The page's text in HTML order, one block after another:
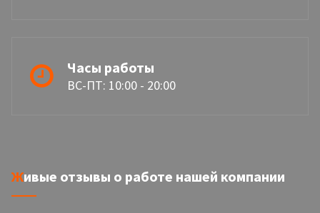
Часы работы
ВС-ПТ: 10:00 - 20:00
Живые отзывы о работе нашей компании